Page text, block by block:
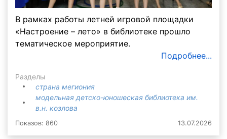
В рамках работы летней игровой площадки
«Настроение – лето» в библиотеке прошло
тематическое мероприятие.
Подробнее...
Разделы
страна мегиония
модельная детско-юношеская библиотека им.
в.н. козлова
Показов: 860 13.07.2026